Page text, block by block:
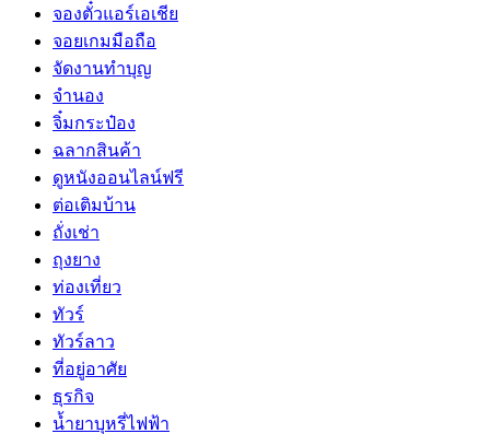
จองตั๋วแอร์เอเชีย
จอยเกมมือถือ
จัดงานทำบุญ
จำนอง
จิ๋มกระป๋อง
ฉลากสินค้า
ดูหนังออนไลน์ฟรี
ต่อเติมบ้าน
ถั่งเช่า
ถุงยาง
ท่องเที่ยว
ทัวร์
ทัวร์ลาว
ที่อยู่อาศัย
ธุรกิจ
น้ำยาบุหรี่ไฟฟ้า